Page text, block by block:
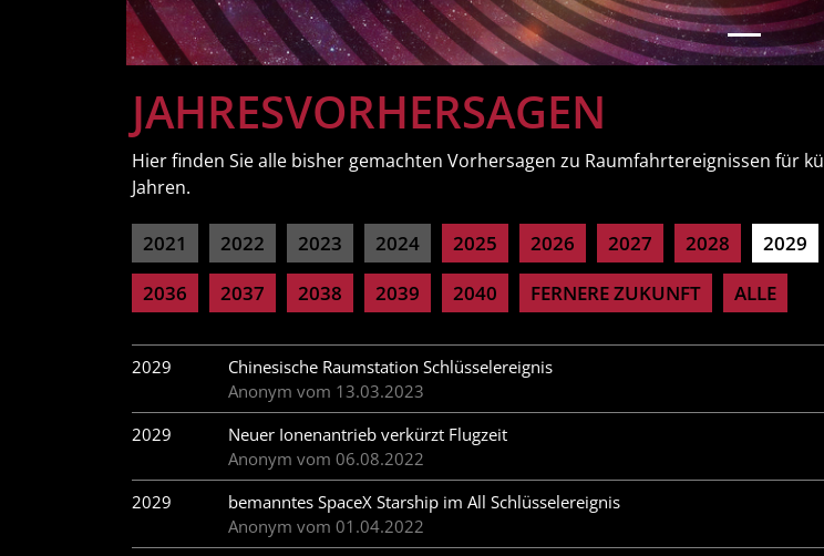
JAHRESVORHERSAGEN
Hier finden Sie alle bisher gemachten Vorhersagen zu Raumfahrtereignissen für
Jahren.
2021 2022 2023 2024 2025 2026 2027 2028 2029
2036
2037 2038 2039 2040 FERNERE ZUKUNFT ALLE
2029
Chinesische Raumstation Schlüsselereignis
Anonym vom 13.03.2023
2029
Neuer Ionenantrieb verkürzt Flugzeit
Anonym vom 06.08.2022
2029
bemanntes SpaceX Starship im All Schlüsselereignis
Anonym vom 01.04.2022